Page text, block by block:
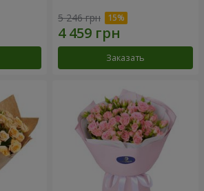
5 246 грн
Заказать